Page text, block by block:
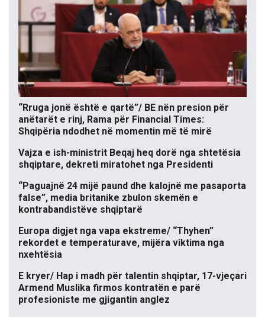
“Rruga jonë është e qartë”/ BE nën presion për
anëtarët e rinj, Rama për Financial Times:
Shqipëria ndodhet në momentin më të mirë
Vajza e ish-ministrit Beqaj heq dorë nga shtetësia
shqiptare, dekreti miratohet nga Presidenti
“Paguajnë 24 mijë paund dhe kalojnë me pasaporta
false”, media britanike zbulon skemën e
kontrabandistëve shqiptarë
Europa digjet nga vapa ekstreme/ “Thyhen”
rekordet e temperaturave, mijëra viktima nga
nxehtësia
E kryer/ Hap i madh për talentin shqiptar, 17-vjeçari
Armend Muslika firmos kontratën e parë
profesioniste me gjigantin anglez